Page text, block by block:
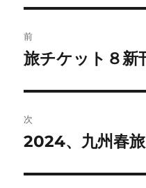
稿
ビ
ゲ
ー
前
前
投
稿:
旅チケット８新
次
次
投
2024、九州春